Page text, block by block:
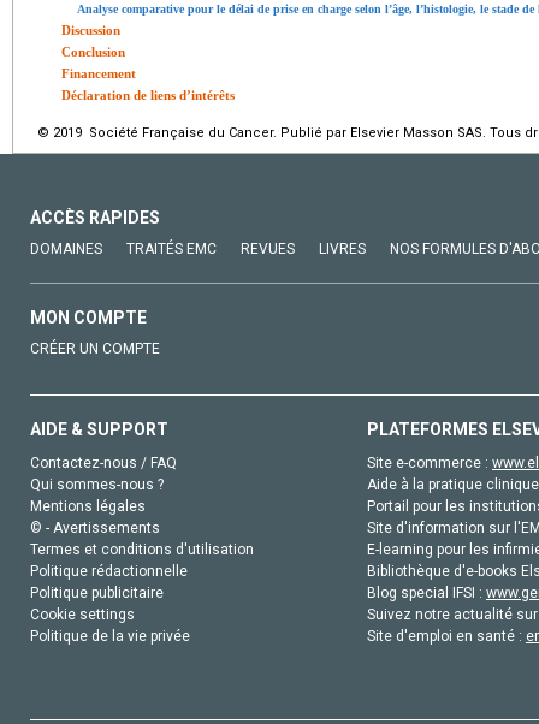
Analyse comparative pour le délai de prise en charge selon l’âge, l’histologie, le stade
Discussion
Conclusion
Financement
Déclaration de liens d’intérêts
© 2019 Société Française du Cancer. Publié par Elsevier Masson SAS. Tous
ACCÈS RAPIDES
DOMAINES TRAITÉS EMC REVUES LIVRES NOS FORMULES
MON COMPTE
CRÉER UN COMPTE
AIDE & SUPPORT
Contactez-nous / FAQ
Qui sommes-nous ?
Mentions légales
© - Avertissements
Termes et conditions d'utilisation
Politique rédactionnelle
Politique publicitaire
Cookie settings
Politique de la vie privée
PLATEFORMES
Site e-commerce :
Aide à la pratique
Portail pour les
Site d'information sur
E-learning pour les
Bibliothèque d'e-books
Blog special IFSI :
Suivez notre actualité
Site d'emploi en santé :